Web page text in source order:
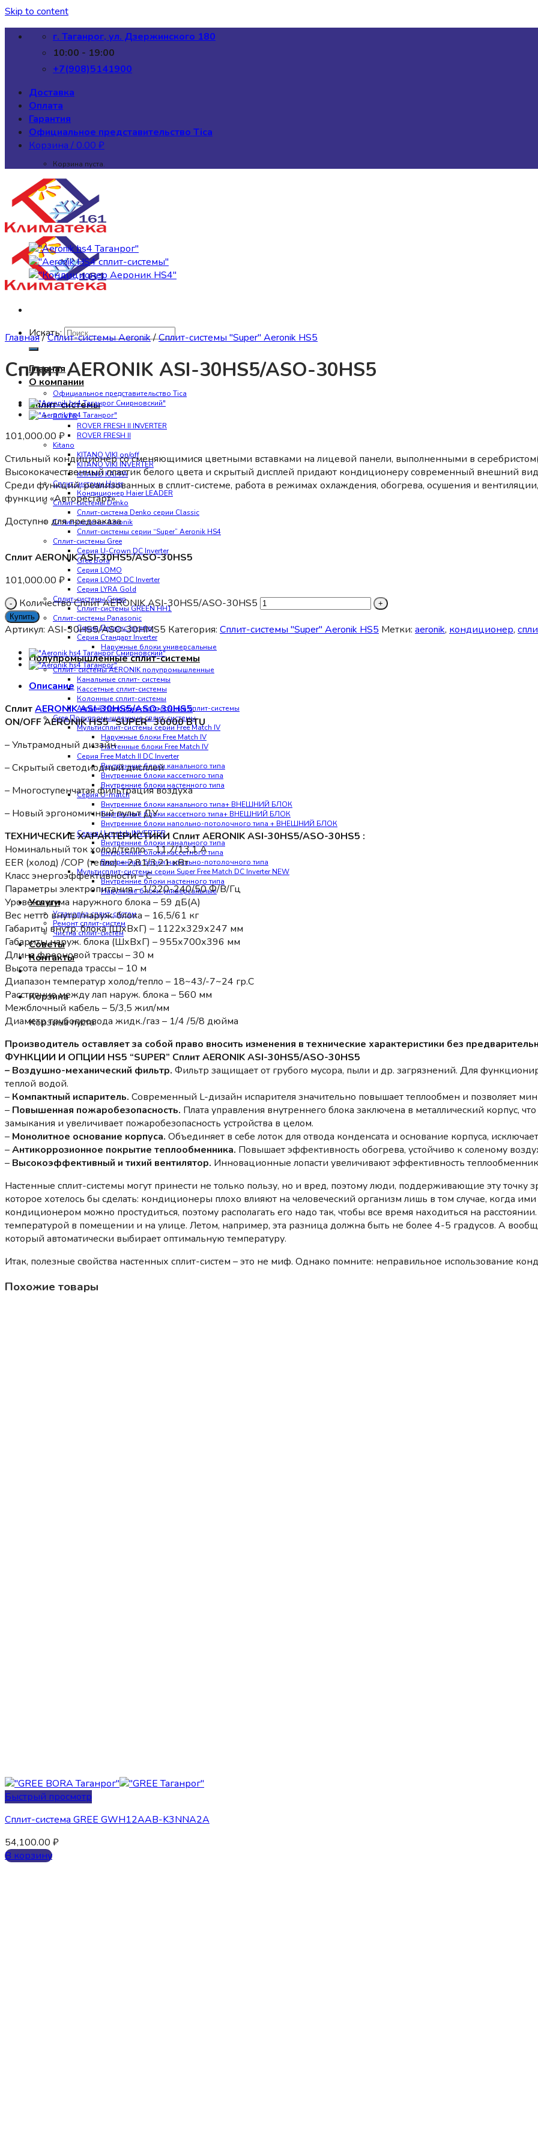
Skip to content
г. Таганрог, ул. Дзержинского 180
10:00 - 19:00
+7(908)5141900
Доставка
Оплата
Гарантия
Официальное представительство Tica
Корзина /0.00 ₽
Корзина пуста.
Искать:
Главная
О компании
Официальное представительство Tica
Сплит-системы
ROVER
ROVER FRESH II INVERTER
ROVER FRESH II
Kitano
KITANO VIKI on/off
KITANO VIKI INVERTER
KITANO KAPPA
Сплит системы Haier
Кондиционер Haier LEADER
Сплит-системы Denko
Сплит-система Denko серии Classic
Сплит-системы Aeronik
Сплит-системы серии “Super” Aeronik HS4
Сплит-системы Gree
Серия U-Crown DC Inverter
Gree Bora
Серия LOMO
Серия LOMO DC Inverter
Серия LYRA Gold
Сплит-системы Green
Сплит-системы GREEN HH1
Сплит-системы Panasonic
Серия Делюкс Inverter
Серия Стандарт Inverter
Наружные блоки универсальные
Полупромышленные сплит-системы
Сплит- системы AERONIK полупромышленные
Канальные сплит- системы
Кассетные сплит-системы
Колонные сплит-системы
Aeronik Напольно-потолочные сплит-системы
Gree Полупромышленные сплит-системы
Мультисплит-системы cерии Free Match IV
Наружные блоки Free Match IV
Настенные блоки Free Match IV
Серия Free Match II DC Inverter
Внутренние блоки канального типа
Внутренние блоки кассетного типа
Внутренние блоки настенного типа
Серия U-match
Внутренние блоки канального типа+ ВНЕШНИЙ БЛОК
Внутренние блоки кассетного типа+ ВНЕШНИЙ БЛОК
Внутренние блоки напольно-потолочного типа + ВНЕШНИЙ БЛОК
Серия U-match INVERTER
Внутренние блоки канального типа
Внутренние блоки кассетного типа
Внутренние блоки напольно-потолочного типа
Мультисплит-системы серии Super Free Match DC Inverter NEW
Внутренние блоки настенного типа
Наружные блоки универсальные
Услуги
Установка сплит-систем
Ремонт сплит-систем
Чистка сплит-систем
Советы
Контакты
Корзина
Корзина пуста.
Главная/Сплит-системы Aeronik/Сплит-системы "Super" Aeronik HS5
Сплит AERONIK ASI-30HS5/ASO-30HS5
101,000.00 ₽
Стильный кондиционер со сменяющимися цветными вставками на лицевой панели, выполненными в
Высококачественный пластик белого цвета и скрытый дисплей при­дают кондиционеру современный внешний
Среди функций, реализованных в сплит-системе, работа в режимах охлаждения, обогрева, осушения и
функции «Авторестарт».
Доступно для предзаказа
Сплит AERONIK ASI-30HS5/ASO-30HS5
101,000.00 ₽
Количество Сплит AERONIK ASI-30HS5/ASO-30HS5
Купить
Артикул: ASI-30HS5/ASO-30HMS5 Категория: Сплит-системы "Super" Aeronik HS5 Метки: aeronik, кондиционер,
Описание
СплитAERONIK ASI-30HS5/ASO-30HS5.
ON/OFF AERONIK HS5 “SUPER” 30000 BTU
– Ультрамодный дизайн
– Скрытый светодиодный дисплей
– Многоступенчатая фильтрация воздуха
– Новый эргономичный пульт ДУ
ТЕХНИЧЕСКИЕ ХАРАКТЕРИСТИКИ Сплит AERONIK ASI-30HS5/ASO-30HS5 :
Номинальный ток холод/тепло – 11,7/13,1 А
EER (холод) /COP (тепло) – 2,81/3,21 кВт
Класс энергоэффективности – С
Параметры электропитания – 1/220-240/50 Ф/В/Гц
Уровень шума наружного блока – 59 дБ(А)
Вес нетто внутр./наруж. блока – 16,5/61 кг
Габариты внутр. блока (ШхВхГ) – 1122х329х247 мм
Габариты наруж. блока (ШхВхГ) – 955х700х396 мм
Длина фреоновой трассы – 30 м
Высота перепада трассы – 10 м
Диапазон температур холод/тепло – 18~43/-7~24 гр.С
Расстояние между лап наруж. блока – 560 мм
Межблочный кабель – 5/3,5 жил/мм
Диаметр трубопровода жидк./газ – 1/4 /5/8 дюйма
Производитель оставляет за собой право вносить изменения в технические характеристики без
ФУНКЦИИ И ОПЦИИ HS5 “SUPER” Сплит AERONIK ASI-30HS5/ASO-30HS5
– Воздушно-механический фильтр. Фильтр защищает от грубого мусора, пыли и др. загрязнений. Для
теплой водой.
– Компактный испаритель. Современный L-дизайн испарителя значительно повышает теплообмен и позволяет
– Повышенная пожаробезопасность. Плата управления внутреннего блока заключена в металлический корпус,
замыкания и увеличивает пожаробезопасность устройства в целом.
– Монолитное основание корпуса. Объединяет в себе лоток для отвода конденсата и основание корпуса,
–Антикоррозионное покрытие теплообменника. Повышает эффективность обогрева, устойчиво к соленому
– Высокоэффективный и тихий вентилятор. Инновационные лопасти увеличивают эффективность
Настенные сплит-системы могут принести не только пользу, но и вред, поэтому люди, поддерживающие эту точку
которое хотелось бы сделать: кондиционеры плохо влияют на человеческий организм лишь в том случае, когда
кондиционером можно простудиться, поэтому располагать его надо так, чтобы все время находиться на
температурой в помещении и на улице. Летом, например, эта разница должна быть не более 4-5 градусов. А
который автоматически выбирает оптимальную температуру.
Итак, полезные свойства настенных сплит-систем – это не миф. Однако помните: неправильное использование
Похожие товары
Быстрый просмотр
Сплит-система GREE GWH12AAB-K3NNA2A
54,100.00 ₽
В корзину